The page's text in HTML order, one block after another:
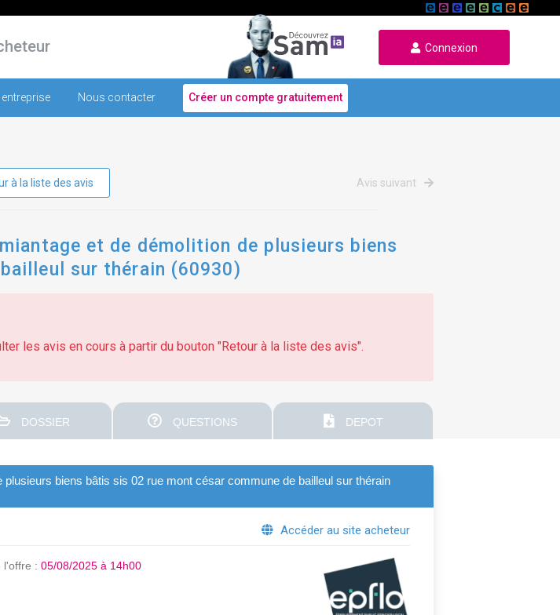
Connexion
Nous contacter Créer un compte gratuitement
à la liste des avis Avis suivant
et de démolition de plusieurs biens
sur thérain (60930)
les avis en cours à partir du bouton "Retour à la liste des avis".
DOSSIER QUESTIONS DEPOT
biens bâtis sis 02 rue mont césar commune de bailleul sur thérain
Accéder au site acheteur
l'offre :05/08/2025 à 14h00